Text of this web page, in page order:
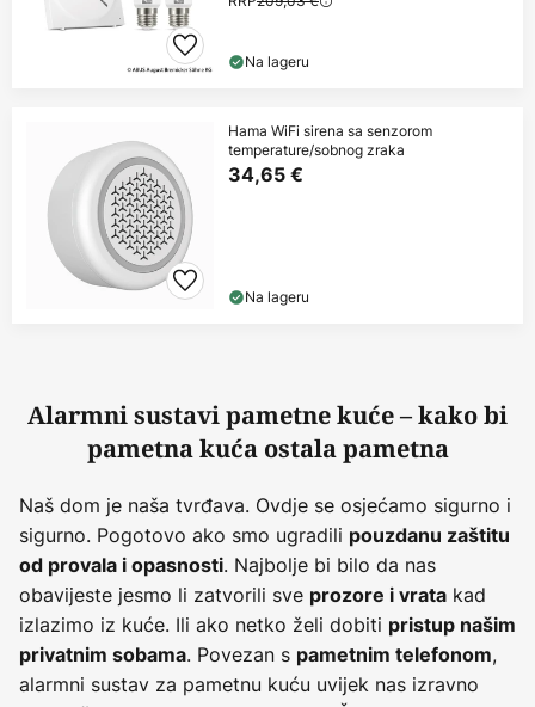
Na lageru
Hama WiFi sirena sa senzorom
temperature/sobnog zraka
34,65 €
Na lageru
Alarmni sustavi pametne kuće – kako bi
pametna kuća ostala pametna
Naš dom je naša tvrđava. Ovdje se osjećamo sigurno i
sigurno. Pogotovo ako smo ugradili pouzdanu zaštitu
od provala i opasnosti. Najbolje bi bilo da nas
obavijeste jesmo li zatvorili sve prozore i vrata kad
izlazimo iz kuće. Ili ako netko želi dobiti pristup našim
privatnim sobama. Povezan s pametnim telefonom,
alarmni sustav za pametnu kuću uvijek nas izravno